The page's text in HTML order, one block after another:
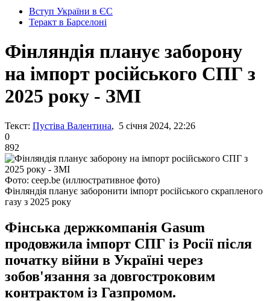
Вступ України в ЄС
Теракт в Барселоні
Фінляндія планує заборону
на імпорт російського СПГ з
2025 року - ЗМІ
Текст: Пустіва Валентина, 5 січня 2024, 22:26
0
892
Фото: ceep.be (иллюстративное фото)
Фінляндія планує заборонити імпорт російського скрапленого
газу з 2025 року
Фінська держкомпанія Gasum
продовжила імпорт СПГ із Росії після
початку війни в Україні через
зобов'язання за довгостроковим
контрактом із Газпромом.